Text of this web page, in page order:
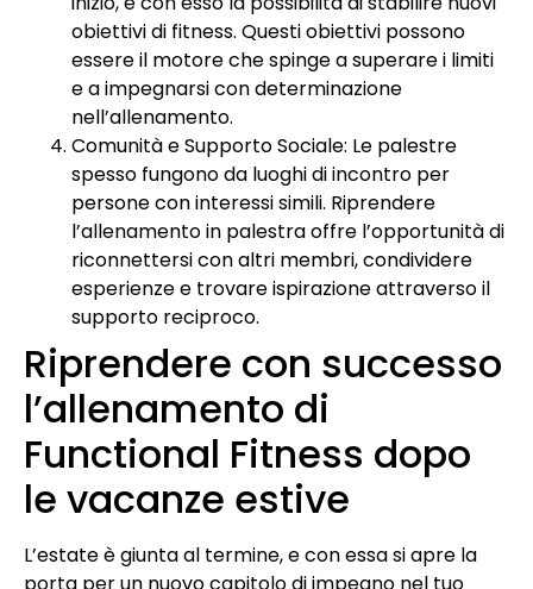
obiettivi di fitness. Questi obiettivi possono
essere il motore che spinge a superare i limiti
e a impegnarsi con determinazione
nell’allenamento.
Comunità e Supporto Sociale: Le palestre
spesso fungono da luoghi di incontro per
persone con interessi simili. Riprendere
l’allenamento in palestra offre l’opportunità di
riconnettersi con altri membri, condividere
esperienze e trovare ispirazione attraverso il
supporto reciproco.
Riprendere con successo
l’allenamento di
Functional Fitness dopo
le vacanze estive
L’estate è giunta al termine, e con essa si apre la